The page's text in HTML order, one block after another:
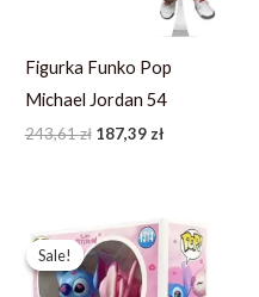
Figurka Funko Pop
Michael Jordan 54
243,61zł 187,39 zł
Sale!
Sale!
Pierwotna
cena
wynosiła:
367,49 zł.
Aktualna
cena
wynosi:
244,99 zł.